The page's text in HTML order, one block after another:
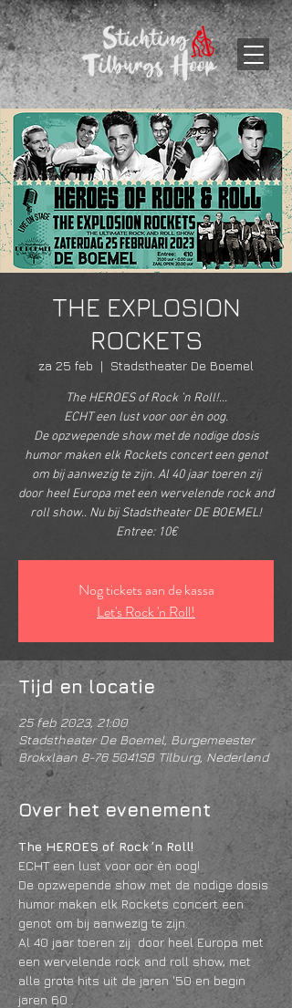
THE EXPLOSION
ROCKETS
za 25 feb
  |
Stadstheater De Boemel
The HEROES of Rock ’n Roll!...
ECHT een lust voor oor èn oog.
De opzwepende show met de nodige dosis
humor maken elk Rockets concert een genot
om bij aanwezig te zijn. Al 40 jaar toeren zij
door heel Europa met een wervelende rock and
roll show.. Nu bij Stadstheater DE BOEMEL!
Entree: 10€
Nog tickets aan de kassa
Let's Rock 'n Roll!
Tijd en locatie
25 feb 2023, 21:00
Stadstheater De Boemel, Burgemeester
Brokxlaan 8-76 5041SB Tilburg, Nederland
Over het evenement
The HEROES of Rock ’n Roll!
ECHT een lust voor oor èn oog!
De opzwepende show met de nodige dosis
humor maken elk Rockets concert een
genot om bij aanwezig te zijn.
Al 40 jaar toeren zij  door heel Europa met
een wervelende rock and roll show, met
alle grote hits uit de jaren '50 en begin
jaren 60 .